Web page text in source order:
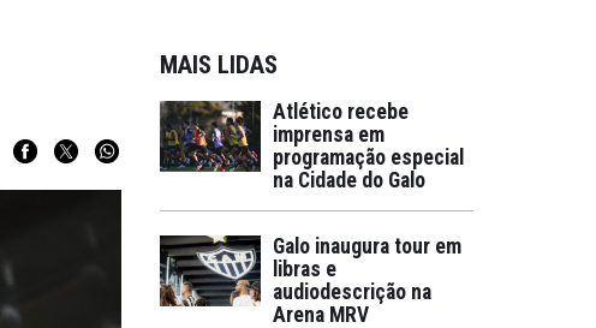
MAIS LIDAS
Atlético recebe
imprensa em
programação especial
na Cidade do Galo
Galo inaugura tour em
libras e
audiodescrição na
Arena MRV